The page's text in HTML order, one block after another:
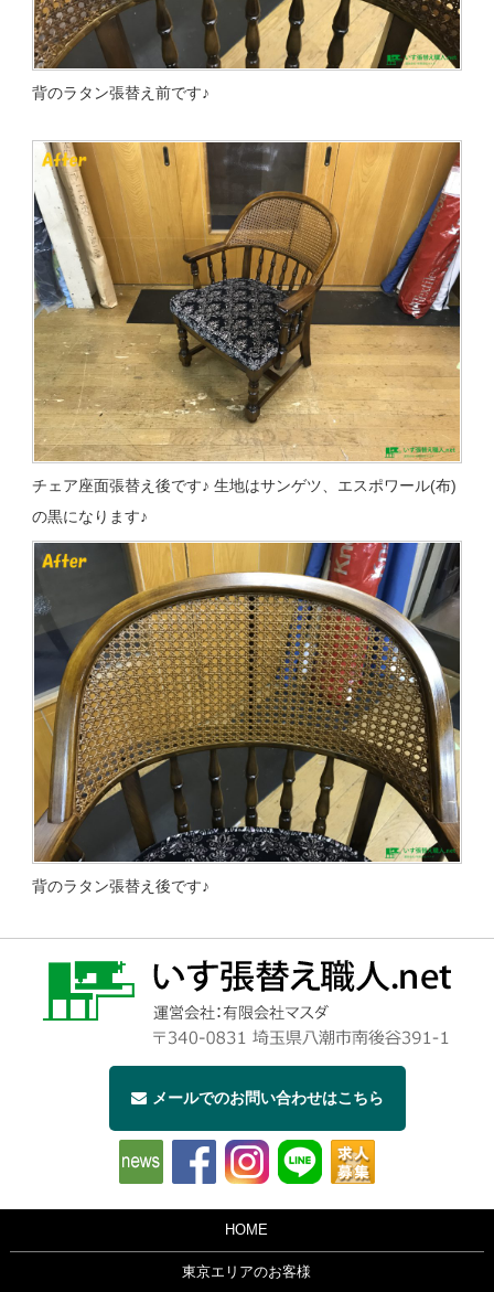
背のラタン張替え前です♪
チェア座面張替え後です♪ 生地はサンゲツ、エスポワール(布)
の黒になります♪
背のラタン張替え後です♪
メールでのお問い合わせはこちら
HOME
東京エリアのお客様